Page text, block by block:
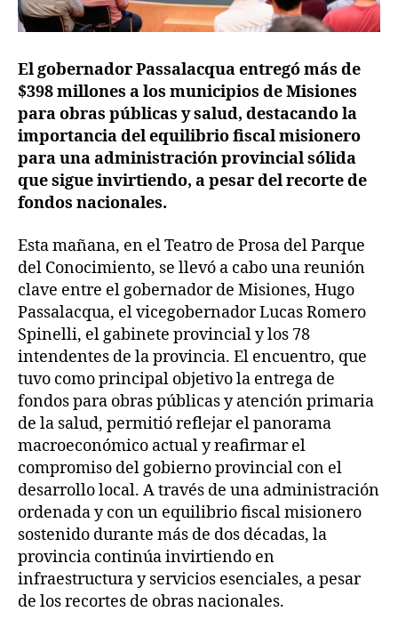
El gobernador Passalacqua entregó más de
$398 millones a los municipios de Misiones
para obras públicas y salud, destacando la
importancia del equilibrio fiscal misionero
para una administración provincial sólida
que sigue invirtiendo, a pesar del recorte de
fondos nacionales.
Esta mañana, en el Teatro de Prosa del Parque
del Conocimiento, se llevó a cabo una reunión
clave entre el gobernador de Misiones, Hugo
Passalacqua, el vicegobernador Lucas Romero
Spinelli, el gabinete provincial y los 78
intendentes de la provincia. El encuentro, que
tuvo como principal objetivo la entrega de
fondos para obras públicas y atención primaria
de la salud, permitió reflejar el panorama
macroeconómico actual y reafirmar el
compromiso del gobierno provincial con el
desarrollo local. A través de una administración
ordenada y con un equilibrio fiscal misionero
sostenido durante más de dos décadas, la
provincia continúa invirtiendo en
infraestructura y servicios esenciales, a pesar
de los recortes de obras nacionales.